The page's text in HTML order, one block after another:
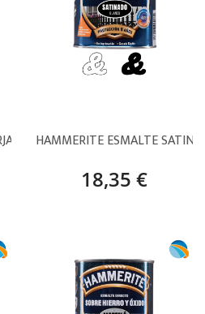
– 750 ML
HAMMERITE ESMALTE
18,35 €